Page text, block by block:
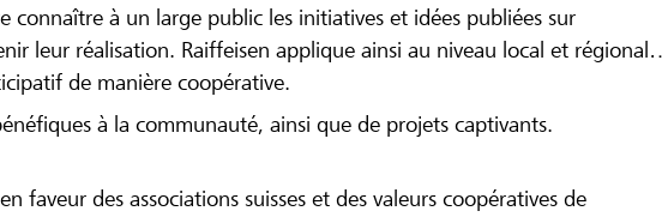
connaître à un large public les initiatives et idées publiées sur
leur réalisation. Raiffeisen applique ainsi au niveau local et régional
de manière coopérative.
à la communauté, ainsi que de projets captivants.
faveur des associations suisses et des valeurs coopératives de